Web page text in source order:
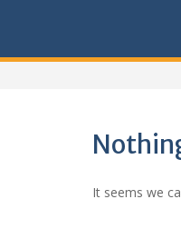
It seems we